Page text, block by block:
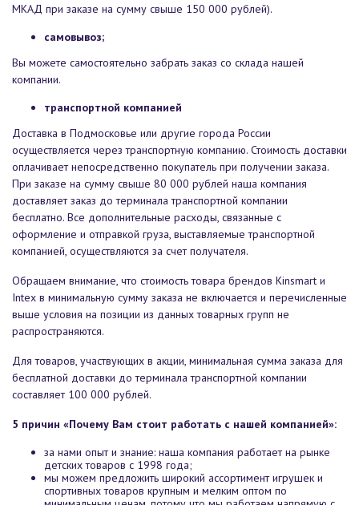
МКАД при заказе на сумму свыше 150 000 рублей).
самовывоз;
Вы можете самостоятельно забрать заказ со склада нашей
компании.
транспортной компанией
Доставка в Подмосковье или другие города России
осуществляется через транспортную компанию. Стоимость доставки
оплачивает непосредственно покупатель при получении заказа.
При заказе на сумму свыше 80 000 рублей наша компания
доставляет заказ до терминала транспортной компании
бесплатно. Все дополнительные расходы, связанные с
оформление и отправкой груза, выставляемые транспортной
компанией, осуществляются за счет получателя.
Обращаем внимание, что стоимость товара брендов Kinsmart и
Intex в минимальную сумму заказа не включается и перечисленные
выше условия на позиции из данных товарных групп не
распространяются.
Для товаров, участвующих в акции, минимальная сумма заказа для
бесплатной доставки до терминала транспортной компании
составляет 100 000 рублей.
5 причин «Почему Вам стоит работать с нашей компанией»:
за нами опыт и знание: наша компания работает на рынке
детских товаров с 1998 года;
мы можем предложить широкий ассортимент игрушек и
спортивных товаров крупным и мелким оптом по